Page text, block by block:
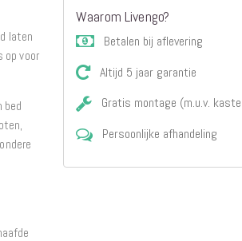
laten
op voor
bed
Waarom Livengo?
Betalen bij aflevering
Altijd 5 jaar garantie
Gratis montage (m.u.v.
Persoonlijke afhandeling